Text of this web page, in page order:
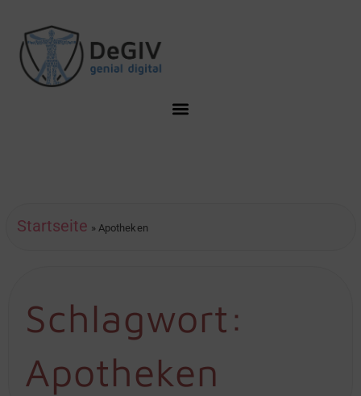
Startseite » Apotheken
Schlagwort:
Apotheken